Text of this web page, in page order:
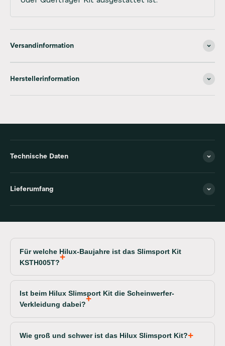
Versandinformation
Herstellerinformation
Technische Daten
Lieferumfang
Für welche Hilux-Baujahre ist das Slimsport Kit
KSTH005T?
Ist beim Hilux Slimsport Kit die Scheinwerfer-
Verkleidung dabei?
Wie groß und schwer ist das Hilux Slimsport Kit?